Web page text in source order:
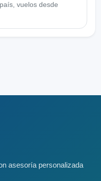
vuelos desde
asesoría personalizada